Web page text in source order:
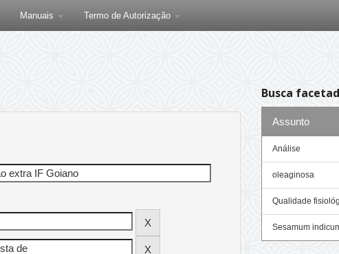
Manuais Termo de Autorização
Busca
Assunto
Análise
oleaginosa
Qualidade
Sesamum